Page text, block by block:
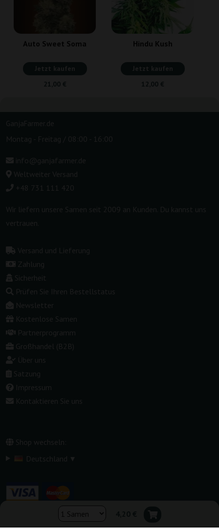
Auto Sweet Soma
Jetzt kaufen
21,00 €
Hindu Kush
Jetzt kaufen
12,00 €
GanjaFarmer.de
Montag - Freitag / 08:00 - 16:00
info@ganjafarmer.de
Weltweiter Versand
+48 731 111 420
Wir liefern unsere Samen seit 2009 an Kunden. Du kannst uns
vertrauen.
Versand und Lieferung
Zahlung
Sicherheit
Prüfen Sie Ihren Bestellstatus
Newsletter
Kostenlose Samen
Partnerprogramm
Großhandel (B2B)
Über uns
Satzung
Impressum
Kontaktieren Sie uns
Shop wechseln:
Deutschland ▾